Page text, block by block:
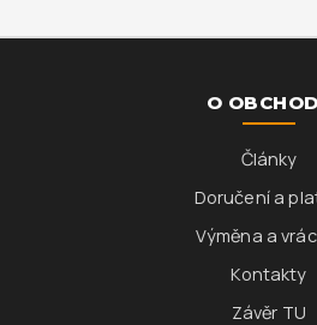
O
Články
Doručení a
Výměna a
Kontakty
Závěr TU